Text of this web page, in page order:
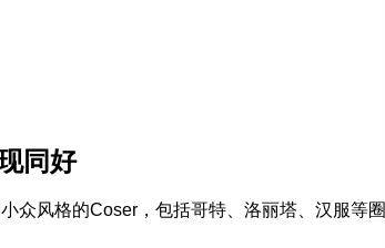
同好
众风格的Coser，包括哥特、洛丽塔、汉服等圈